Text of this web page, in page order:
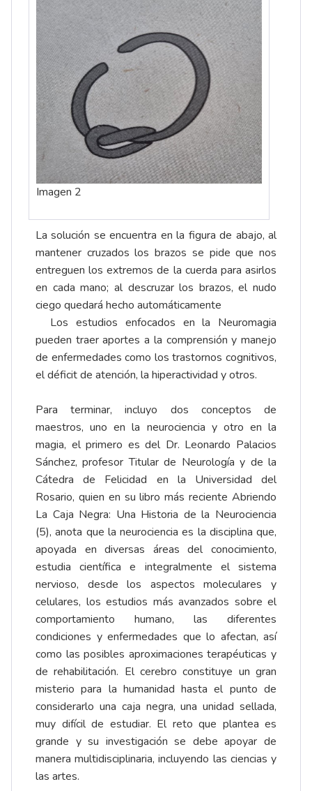
Imagen 2
La solución se encuentra en la figura de abajo, al
mantener cruzados los brazos se pide que nos
entreguen los extremos de la cuerda para asirlos
en cada mano; al descruzar los brazos, el nudo
ciego quedará hecho automáticamente
Los estudios enfocados en la Neuromagia
pueden traer aportes a la comprensión y manejo
de enfermedades como los trastornos cognitivos,
el déficit de atención, la hiperactividad y otros.
Para terminar, incluyo dos conceptos de
maestros, uno en la neurociencia y otro en la
magia, el primero es del Dr. Leonardo Palacios
Sánchez, profesor Titular de Neurología y de la
Cátedra de Felicidad en la Universidad del
Rosario, quien en su libro más reciente Abriendo
La Caja Negra: Una Historia de la Neurociencia
(5), anota que la neurociencia es la disciplina que,
apoyada en diversas áreas del conocimiento,
estudia científica e integralmente el sistema
nervioso, desde los aspectos moleculares y
celulares, los estudios más avanzados sobre el
comportamiento humano, las diferentes
condiciones y enfermedades que lo afectan, así
como las posibles aproximaciones terapéuticas y
de rehabilitación. El cerebro constituye un gran
misterio para la humanidad hasta el punto de
considerarlo una caja negra, una unidad sellada,
muy difícil de estudiar. El reto que plantea es
grande y su investigación se debe apoyar de
manera multidisciplinaria, incluyendo las ciencias y
las artes.